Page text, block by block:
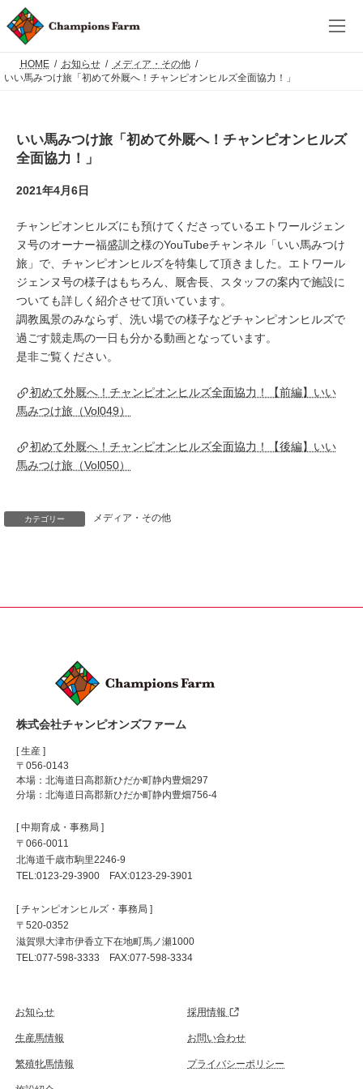
ン
へ
ビ
ョ
HOME お知らせ
メディア・その他
いい馬みつけ旅「初めて外厩へ！チャンピオンヒルズ全面協力！」
いい馬みつけ旅「初めて外厩へ！チャンピオンヒルズ
全面協力！」
2021年4月6日
チャンピオンヒルズにも預けてくださっているエトワールジェン
ヌ号のオーナー福盛訓之様のYouTubeチャンネル「いい馬みつけ
旅」で、チャンピオンヒルズを特集して頂きました。エトワール
ジェンヌ号の様子はもちろん、厩舎長、スタッフの案内で施設に
ついても詳しく紹介させて頂いています。
調教風景のみならず、洗い場での様子などチャンピオンヒルズで
過ごす競走馬の一日も分かる動画となっています。
是非ご覧ください。
初めて外厩へ！チャンピオンヒルズ全面協力！【前編】いい
馬みつけ旅（Vol049）
初めて外厩へ！チャンピオンヒルズ全面協力！【後編】いい
馬みつけ旅（Vol050）
カテゴリー メディア・その他
株式会社チャンピオンズファーム
[ 生産 ]
〒056-0143
本場：北海道日高郡新ひだか町静内豊畑297
分場：北海道日高郡新ひだか町静内豊畑756-4
[ 中期育成・事務局 ]
〒066-0011
北海道千歳市駒里2246-9
TEL:0123-29-3900 FAX:0123-29-3901
[ チャンピオンヒルズ・事務局 ]
〒520-0352
滋賀県大津市伊香立下在地町馬ノ瀬1000
TEL:077-598-3333 FAX:077-598-3334
お知らせ
生産馬情報
繁殖牝馬情報
採用情報
お問い合わせ
プライバシーポリシー